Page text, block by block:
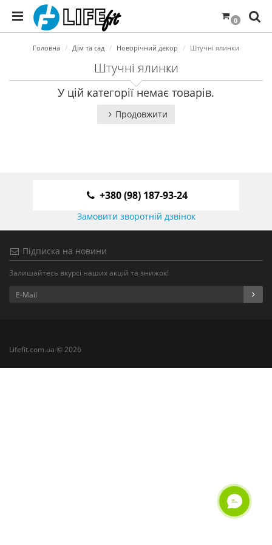
0
Головна Дім та сад Новорічний декор Штучні ялинки
Штучні ялинки
У цій категорії немає товарів.
Продовжити
+380 (98) 187-93-24
Замовити зворотній дзвінок
Підписка на новини
Залишайтесь вкурсі наших акцій та знижок!
Lifefit.com.ua © 2026